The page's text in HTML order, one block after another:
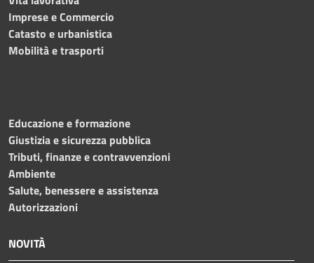
Imprese e Commercio
Catasto e urbanistica
Mobilità e trasporti
Educazione e formazione
Giustizia e sicurezza pubblica
Tributi, finanze e contravvenzioni
Ambiente
Salute, benessere e assistenza
Autorizzazioni
NOVITÀ